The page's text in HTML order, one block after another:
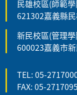
民雄校區(師範
621302嘉義縣
新民校區(管理
600023嘉義市
TEL: 05-
FAX: 05-2717095